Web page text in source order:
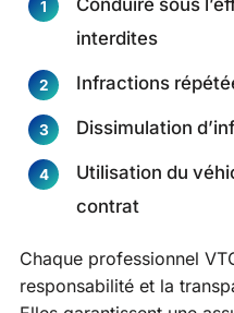
interdites
Infractions
Dissimulation
Utilisation du
contrat
Chaque professionnel
responsabilité et la